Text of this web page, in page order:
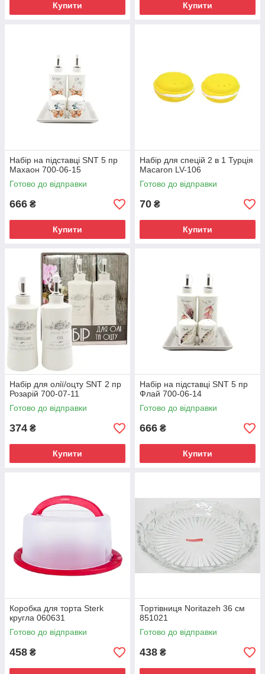
Купити Купити
Набір на підставці SNT 5 пр
Махаон 700-06-15
Готово до відправки
666 ₴
Купити
Набір для спецій 2 в 1 Турція
Macaron LV-106
Готово до відправки
70 ₴
Купити
Набір для олії/оцту SNT 2 пр
Розарій 700-07-11
Готово до відправки
374 ₴
Купити
Набір на підставці SNT 5 пр
Флай 700-06-14
Готово до відправки
666 ₴
Купити
Коробка для торта Sterk
кругла 060631
Готово до відправки
458 ₴
Тортівниця Noritazeh 36 см
851021
Готово до відправки
438 ₴